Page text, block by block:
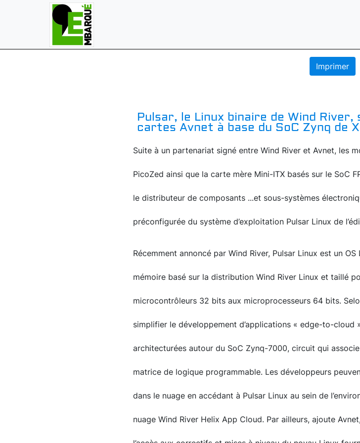
Imprimer
Pulsar, le Linux binaire de Wind
cartes Avnet à base du SoC Zynq de
Suite à un partenariat signé entre Wind River et Avnet, les
PicoZed ainsi que la carte mère Mini-ITX basés sur le SoC
le distributeur de composants ...et sous-systèmes
préconfigurée du système d’exploitation Pulsar Linux de
Récemment annoncé par Wind River, Pulsar Linux est un
mémoire basé sur la distribution Wind River Linux et taillé
microcontrôleurs 32 bits aux microprocesseurs 64 bits.
simplifier le développement d’applications « edge-to-cloud
architecturées autour du SoC Zynq-7000, circuit qui
matrice de logique programmable. Les développeurs
dans le nuage en accédant à Pulsar Linux au sein de
nuage Wind River Helix App Cloud. Par ailleurs, ajoute